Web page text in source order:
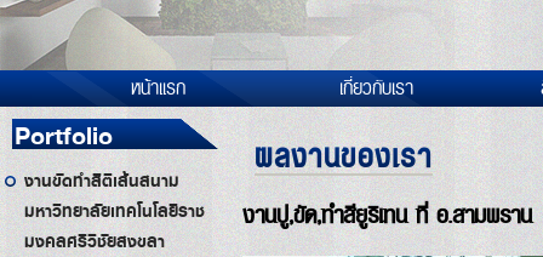
หน้าแรก เกี่ยวกับเรา
Portfolio
งานขัดทำสีตีเส้นสนาม
มหาวิทยาลัยเทคโนโลยีราช
มงคลศรีวิชัยสงขลา
ผลงานของเรา
งานปู,ขัด,ทำสียูริเทน ที่ อ.สามพราน